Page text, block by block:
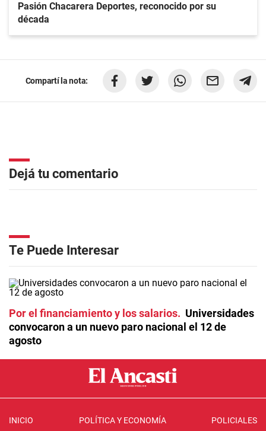
Pasión Chacarera Deportes, reconocido por su
década
Compartí la nota:
Dejá tu comentario
Te Puede Interesar
Por el financiamiento y los salarios
Universidades
convocaron a un nuevo paro nacional el 12 de
agosto
INICIO POLÍTICA Y ECONOMÍA POLICIALES